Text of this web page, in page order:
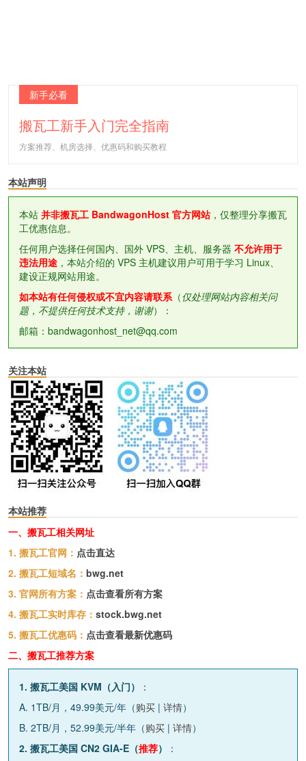
新手必看
搬瓦工新手入门完全指南
方案推荐、机房选择、优惠码和购买教程
本站声明
本站 并非搬瓦工 BandwagonHost 官方网站，仅整理分享搬瓦
工优惠信息。
任何用户选择任何国内、国外 VPS、主机、服务器 不允许用于
违法用途 ，本站介绍的 VPS 主机建议用户可用于学习 Linux、
建设正规网站用途。
如本站有任何侵权或不宜内容请联系（仅处理网站内容相关问
题，不提供任何技术支持，谢谢）：
邮箱：bandwagonhost_net@qq.com
关注本站
本站推荐
一、搬瓦工相关网址
1. 搬瓦工官网： 点击直达
2. 搬瓦工短域名： bwg.net
3. 官网所有方案： 点击查看所有方案
4. 搬瓦工实时库存： stock.bwg.net
5. 搬瓦工优惠码： 点击查看最新优惠码
二、搬瓦工推荐方案
1. 搬瓦工美国 KVM（入门）
：
A. 1TB/月，49.99美元/年（购买 | 详情）
B. 2TB/月，52.99美元/半年（购买 | 详情）
2. 搬瓦工美国 CN2 GIA-E（推荐）
：